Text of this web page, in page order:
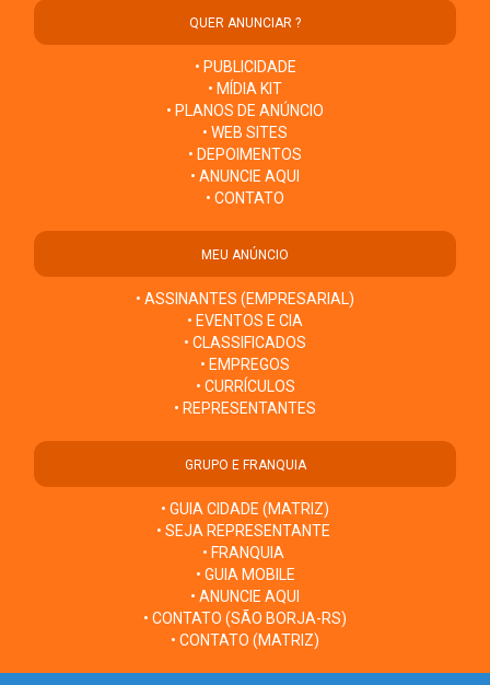
QUER ANUNCIAR ?
• PUBLICIDADE
• MÍDIA KIT
• PLANOS DE ANÚNCIO
• WEB SITES
• DEPOIMENTOS
• ANUNCIE AQUI
• CONTATO
MEU ANÚNCIO
• ASSINANTES (EMPRESARIAL)
• EVENTOS E CIA
• CLASSIFICADOS
• EMPREGOS
• CURRÍCULOS
• REPRESENTANTES
GRUPO E FRANQUIA
• GUIA CIDADE (MATRIZ)
• SEJA REPRESENTANTE
• FRANQUIA
• GUIA MOBILE
• ANUNCIE AQUI
• CONTATO (SÃO BORJA-RS)
• CONTATO (MATRIZ)